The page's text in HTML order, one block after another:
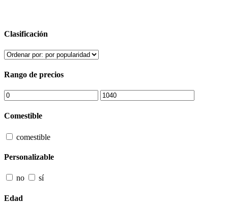
Clasificación
Rango de precios
Comestible
comestible
Personalizable
no sí
Edad